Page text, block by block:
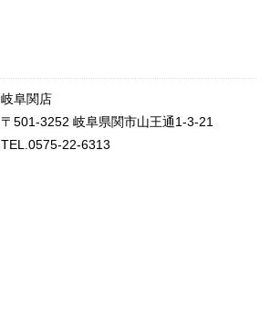
岐阜関店
〒501-3252 岐阜県関市山王通1-3-21
TEL.0575-22-6313